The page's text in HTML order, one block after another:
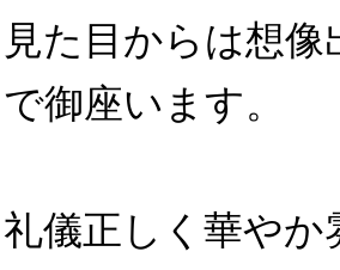
見た目からは想
で御座います。
礼儀正しく華や